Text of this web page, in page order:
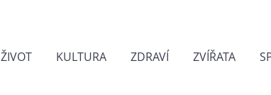
ŽIVOT KULTURA ZDRAVÍ ZVÍŘATA